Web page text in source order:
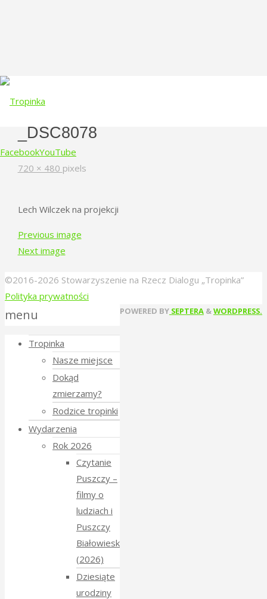
FacebookYouTube
_DSC8078
Full
720 × 480 pixels
Lech Wilczek na projekcji
Previous image
Next image
©2016-2026 Stowarzyszenie na Rzecz Dialogu „Tropinka”
Polityka prywatności
POWERED BY SEPTERA &WORDPRESS.
Back
Top
menu
Tropinka
Nasze miejsce
Dokąd
zmierzamy?
Rodzice tropinki
Wydarzenia
Rok 2026
Czytanie
Puszczy –
filmy o
ludziach i
Puszczy
Białowieskiej
(2026)
Dziesiąte
urodziny